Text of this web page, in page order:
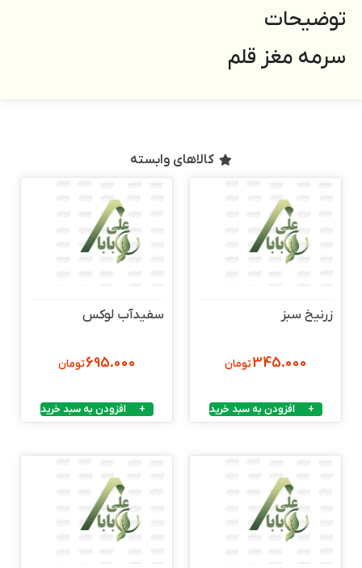
توضیحات
سرمه مغز قلم
کالاهای وابسته
زرنیخ سبز
345.000تومان
افزودن به سبد خرید
سفیدآب لوکس
695.000تومان
افزودن به سبد خرید